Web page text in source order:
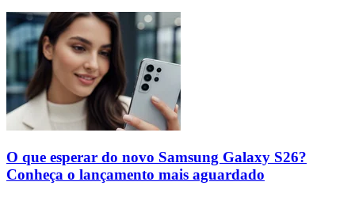
O que esperar do novo Samsung Galaxy S26?
Conheça o lançamento mais aguardado